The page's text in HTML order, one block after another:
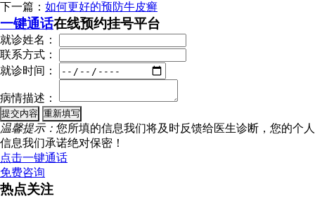
下一篇： 如何更好的预防牛皮癣
一键通话在线预约挂号平台
就诊姓名：
联系方式：
就诊时间：
病情描述：
温馨提示： 您所填的信息我们将及时反馈给医生诊断，您的个人
信息我们承诺绝对保密！
点击一键通话
免费咨询
热点关注